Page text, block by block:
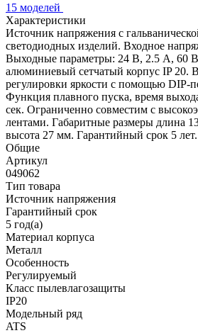
15 моделей
Характеристики
Источник напряжения с
светодиодных изделий. Входное
Выходные параметры: 24 В, 2.5 А, 60
алюминиевый сетчатый корпус IP 20.
регулировки яркости с помощью DIP-
Функция плавного пуска, время
сек. Ограниченно совместим с
лентами. Габаритные размеры длина
высота 27 мм. Гарантийный срок 5 лет.
Общие
Артикул
049062
Тип товара
Источник напряжения
Гарантийный срок
5 год(а)
Материал корпуса
Металл
Особенность
Регулируемый
Класс пылевлагозащиты
IP20
Модельный ряд
ATS